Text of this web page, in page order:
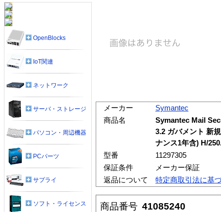
メーカー
Symantec
商品名
Symantec Mail
3.2 ガバメント 新
ナンス1年含) H/
型番
11297305
保証条件
メーカー保証
返品について
特定商取引法に基
商品番号 41085240
OpenBlocks
IoT関連
ネットワーク
サーバ・ストレージ
パソコン・周辺機器
PCパーツ
サプライ
ソフト・ライセンス